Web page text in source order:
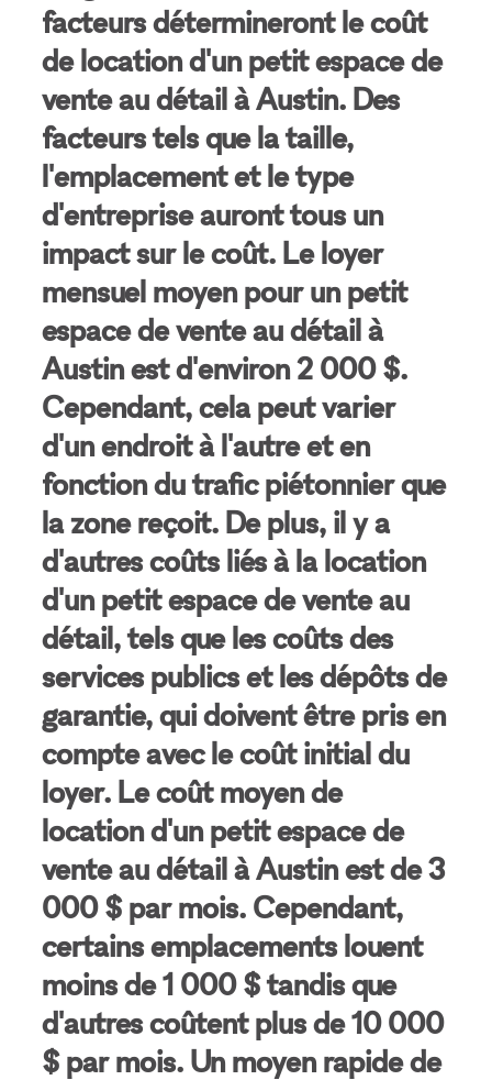
facteurs détermineront le coût
de location d'un petit espace de
vente au détail à Austin. Des
facteurs tels que la taille,
l'emplacement et le type
d'entreprise auront tous un
impact sur le coût. Le loyer
mensuel moyen pour un petit
espace de vente au détail à
Austin est d'environ 2 000 $.
Cependant, cela peut varier
d'un endroit à l'autre et en
fonction du trafic piétonnier que
la zone reçoit. De plus, il y a
d'autres coûts liés à la location
d'un petit espace de vente au
détail, tels que les coûts des
services publics et les dépôts de
garantie, qui doivent être pris en
compte avec le coût initial du
loyer. Le coût moyen de
location d'un petit espace de
vente au détail à Austin est de 3
000 $ par mois. Cependant,
certains emplacements louent
moins de 1 000 $ tandis que
d'autres coûtent plus de 10 000
$ par mois. Un moyen rapide de